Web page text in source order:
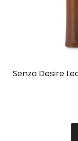
Senza Desire